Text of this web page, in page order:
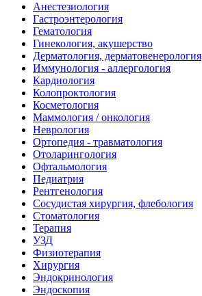
Анестезиология
Гастроэнтерология
Гематология
Гинекология, акушерство
Дерматология, дерматовенерология
Иммунология - аллергология
Кардиология
Колопроктология
Косметология
Маммология / онкология
Неврология
Ортопедия - травматология
Отоларингология
Офтальмология
Педиатрия
Рентгенология
Сосудистая хирургия, флебология
Стоматология
Терапия
УЗД
Физиотерапия
Хирургия
Эндокринология
Эндоскопия